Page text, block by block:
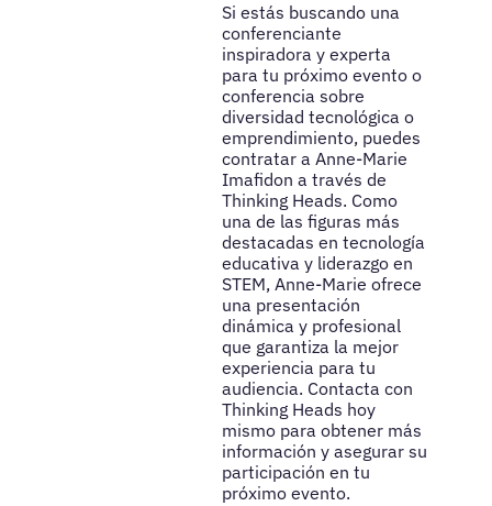
Si estás buscando una
conferenciante
inspiradora y experta
para tu próximo evento o
conferencia sobre
diversidad tecnológica o
emprendimiento, puedes
contratar a Anne-Marie
Imafidon a través de
Thinking Heads. Como
una de las figuras más
destacadas en tecnología
educativa y liderazgo en
STEM, Anne-Marie ofrece
una presentación
dinámica y profesional
que garantiza la mejor
experiencia para tu
audiencia. Contacta con
Thinking Heads hoy
mismo para obtener más
información y asegurar su
participación en tu
próximo evento.